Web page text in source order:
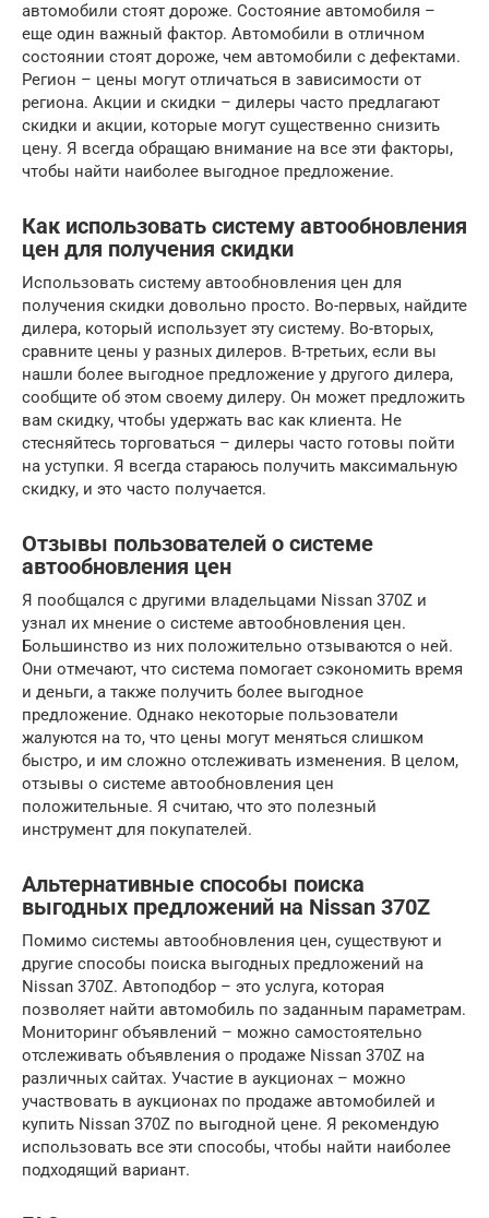
автомобили стоят дороже. Состояние автомобиля –
еще один важный фактор. Автомобили в отличном
состоянии стоят дороже, чем автомобили с дефектами.
Регион – цены могут отличаться в зависимости от
региона. Акции и скидки – дилеры часто предлагают
скидки и акции, которые могут существенно снизить
цену. Я всегда обращаю внимание на все эти факторы,
чтобы найти наиболее выгодное предложение.
Как использовать систему автообновления
цен для получения скидки
Использовать систему автообновления цен для
получения скидки довольно просто. Во-первых, найдите
дилера, который использует эту систему. Во-вторых,
сравните цены у разных дилеров. В-третьих, если вы
нашли более выгодное предложение у другого дилера,
сообщите об этом своему дилеру. Он может предложить
вам скидку, чтобы удержать вас как клиента. Не
стесняйтесь торговаться – дилеры часто готовы пойти
на уступки. Я всегда стараюсь получить максимальную
скидку, и это часто получается.
Отзывы пользователей о системе
автообновления цен
Я пообщался с другими владельцами Nissan 370Z и
узнал их мнение о системе автообновления цен.
Большинство из них положительно отзываются о ней.
Они отмечают, что система помогает сэкономить время
и деньги, а также получить более выгодное
предложение. Однако некоторые пользователи
жалуются на то, что цены могут меняться слишком
быстро, и им сложно отслеживать изменения. В целом,
отзывы о системе автообновления цен
положительные. Я считаю, что это полезный
инструмент для покупателей.
Альтернативные способы поиска
выгодных предложений на Nissan 370Z
Помимо системы автообновления цен, существуют и
другие способы поиска выгодных предложений на
Nissan 370Z. Автоподбор – это услуга, которая
позволяет найти автомобиль по заданным параметрам.
Мониторинг объявлений – можно самостоятельно
отслеживать объявления о продаже Nissan 370Z на
различных сайтах. Участие в аукционах – можно
участвовать в аукционах по продаже автомобилей и
купить Nissan 370Z по выгодной цене. Я рекомендую
использовать все эти способы, чтобы найти наиболее
подходящий вариант.